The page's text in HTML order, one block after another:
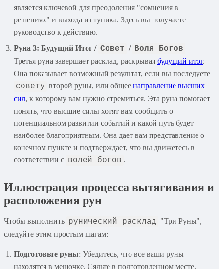
является ключевой для преодоления "сомнения в
решениях" и выхода из тупика. Здесь вы получаете
руководство к действию.
Руна 3: Будущий Итог / Совет / Воля Богов
Третья руна завершает расклад, раскрывая будущий итог.
Она показывает возможный результат, если вы последуете
совету второй руны, или общее направление высших
сил, к которому вам нужно стремиться. Эта руна помогает
понять, что высшие силы хотят вам сообщить о
потенциальном развитии событий и какой путь будет
наиболее благоприятным. Она дает вам представление о
конечном пункте и подтверждает, что вы движетесь в
соответствии с волей богов .
Иллюстрация процесса вытягивания и
расположения рун
Чтобы выполнить рунический расклад "Три Руны",
следуйте этим простым шагам:
Подготовьте руны: Убедитесь, что все ваши руны
находятся в мешочке. Сядьте в подготовленном месте,